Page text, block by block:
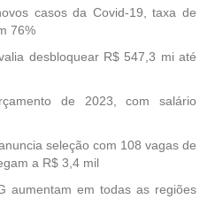
casos da Covid-19, taxa de
76%
desbloquear R$ 547,3 mi até
de 2023, com salário
seleção com 108 vagas de
a R$ 3,4 mil
aumentam em todas as regiões